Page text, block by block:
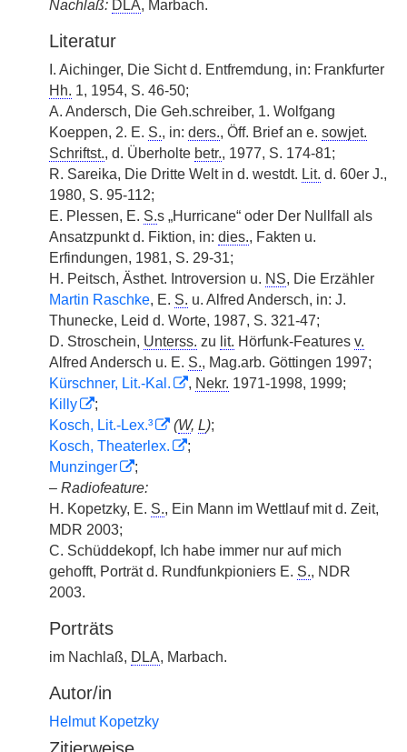
Nachlaß: DLA, Marbach.
Literatur
I. Aichinger, Die Sicht d. Entfremdung, in: Frankfurter
Hh. 1, 1954, S. 46-50;
A. Andersch, Die Geh.schreiber, 1. Wolfgang
Koeppen, 2. E. S., in: ders., Öff. Brief an e. sowjet.
Schriftst., d. Überholte betr., 1977, S. 174-81;
R. Sareika, Die Dritte Welt in d. westdt. Lit. d. 60er J.,
1980, S. 95-112;
E. Plessen, E. S.s „Hurricane“ oder Der Nullfall als
Ansatzpunkt d. Fiktion, in: dies., Fakten u.
Erfindungen, 1981, S. 29-31;
H. Peitsch, Ästhet. Introversion u. NS, Die Erzähler
Martin Raschke, E. S. u. Alfred Andersch, in: J.
Thunecke, Leid d. Worte, 1987, S. 321-47;
D. Stroschein, Unterss. zu lit. Hörfunk-Features v.
Alfred Andersch u. E. S., Mag.arb. Göttingen 1997;
Kürschner, Lit.-Kal.
, Nekr. 1971-1998, 1999;
Killy
;
Kosch, Lit.-Lex.³
(W, L);
Kosch, Theaterlex.
;
Munzinger
;
– Radiofeature:
H. Kopetzky, E. S., Ein Mann im Wettlauf mit d. Zeit,
MDR 2003;
C. Schüddekopf, Ich habe immer nur auf mich
gehofft, Porträt d. Rundfunkpioniers E. S., NDR
2003.
Porträts
im Nachlaß, DLA, Marbach.
Autor/in
Helmut Kopetzky